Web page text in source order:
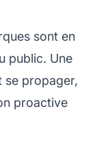
sont en
public. Une
se propager,
proactive